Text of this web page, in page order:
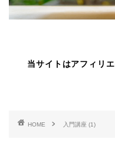
当サイトはアフィリ
HOME 入門講座 (1)